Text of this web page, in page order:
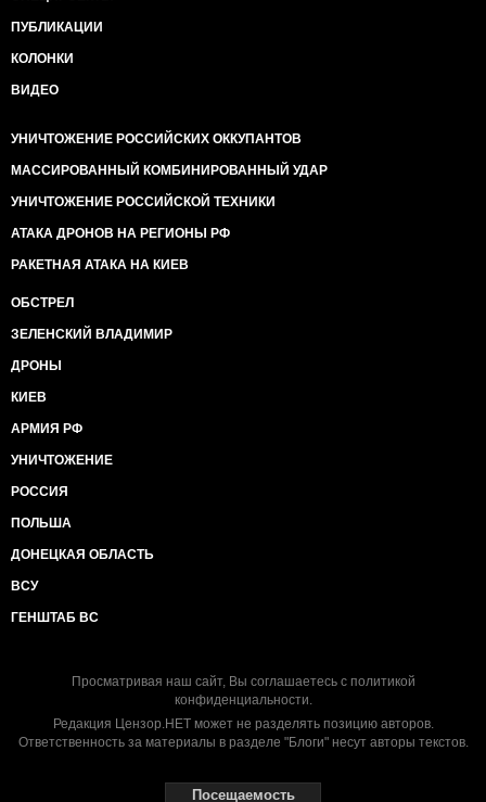
ПУБЛИКАЦИИ
КОЛОНКИ
ВИДЕО
УНИЧТОЖЕНИЕ РОССИЙСКИХ ОККУПАНТОВ
МАССИРОВАННЫЙ КОМБИНИРОВАННЫЙ УДАР
УНИЧТОЖЕНИЕ РОССИЙСКОЙ ТЕХНИКИ
АТАКА ДРОНОВ НА РЕГИОНЫ РФ
РАКЕТНАЯ АТАКА НА КИЕВ
ОБСТРЕЛ
ЗЕЛЕНСКИЙ ВЛАДИМИР
ДРОНЫ
КИЕВ
АРМИЯ РФ
УНИЧТОЖЕНИЕ
РОССИЯ
ПОЛЬША
ДОНЕЦКАЯ ОБЛАСТЬ
ВСУ
ГЕНШТАБ ВС
Просматривая наш сайт, Вы соглашаетесь с политикой
конфиденциальности.
Редакция Цензор.НЕТ может не разделять позицию авторов.
Ответственность за материалы в разделе "Блоги" несут авторы текстов.
Посещаемость